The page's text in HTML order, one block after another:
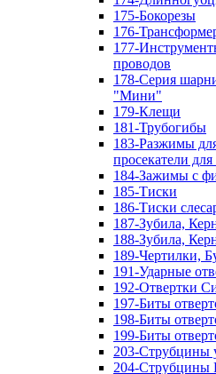
175-Бокорезы
176-
177-
проводов
178-Серия
"Мини"
179-Клещи
181-Трубогибы
183-Разжимы
просекатели
184-Зажимы с
185-Тиски
186-Тиски
187-Зубила,
188-Зубила,
189-Чертилки,
191-Ударные
192-Отвертки
197-Биты
198-Биты
199-Биты
203-Струбцины
204-Струбцины